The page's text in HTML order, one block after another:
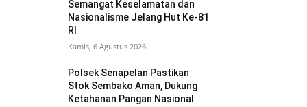
Semangat Keselamatan dan
Nasionalisme Jelang Hut Ke-81
RI
Kamis, 6 Agustus 2026
Polsek Senapelan Pastikan
Stok Sembako Aman, Dukung
Ketahanan Pangan Nasional